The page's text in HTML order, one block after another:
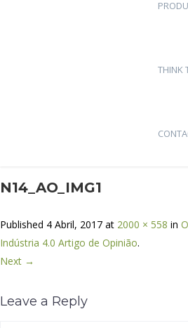
THINK
N14_AO_IMG1
Published 4 Abril, 2017 at 2000 × 558 in
Indústria 4.0 Artigo de Opinião.
Next →
Leave a Reply